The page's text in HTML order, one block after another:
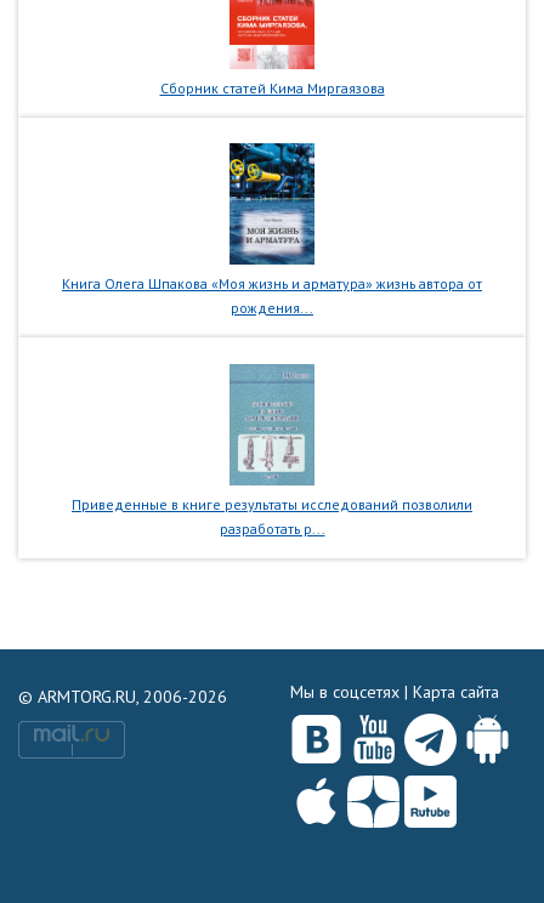
Сборник статей Кима Миргаязова
Книга Олега Шпакова «Моя жизнь и арматура» жизнь автора от
рождения...
Приведенные в книге результаты исследований позволили
разработать р...
© ARMTORG.RU, 2006-2026 Мы в соцсетях | Карта сайта